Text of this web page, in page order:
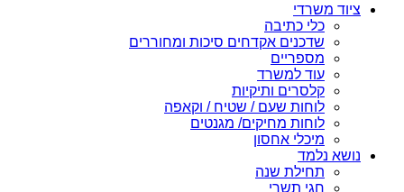
ציוד משרדי
כלי כתיבה
שדכנים אקדחים סיכות ומחוררים
מספריים
עוד למשרד
קלסרים ותיקיות
לוחות שעם / שטיח / וקאפה
לוחות מחיקים/ מגנטים
מיכלי אחסון
נושא נלמד
תחילת שנה
חגי תשרי